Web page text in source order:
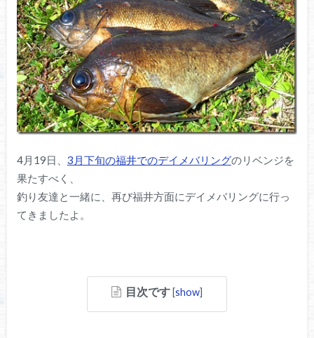
4月19日、 3月下旬の福井でのデイメバリングのリベンジを
果たすべく、
釣り友達と一緒に、再び福井方面にデイメバリングに行っ
てきましたよ。
目次です [show]